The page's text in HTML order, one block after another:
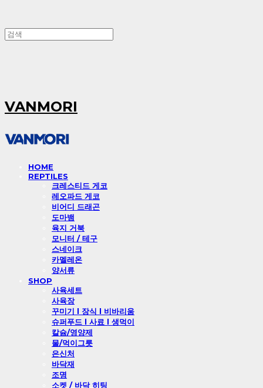
VANMORI
HOME
REPTILES
크레스티드 게코
레오파드 게코
비어디 드래곤
도마뱀
육지 거북
모니터 / 테구
스네이크
카멜레온
양서류
SHOP
사육세트
사육장
꾸미기 l 장식 l 비바리움
슈퍼푸드 l 사료 l 생먹이
칼슘/영양제
물/먹이그릇
은신처
바닥재
조명
소켓 / 바닥 히팅